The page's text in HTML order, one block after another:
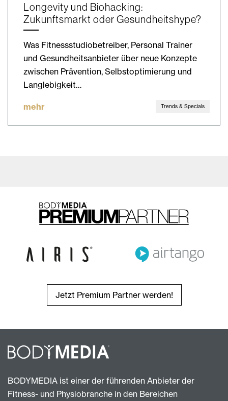
Longevity und Biohacking:
Zukunftsmarkt oder Gesundheitshype?
Was Fitnessstudiobetreiber, Personal Trainer
und Gesundheitsanbieter über neue Konzepte
zwischen Prävention, Selbstoptimierung und
Langlebigkeit…
mehr Trends & Specials
Jetzt Premium Partner werden!
BODYMEDIA ist einer der führenden Anbieter der
Fitness- und Physiobranche in den Bereichen